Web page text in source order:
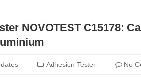
NOVOTEST C15178:
Adhesion Tester No